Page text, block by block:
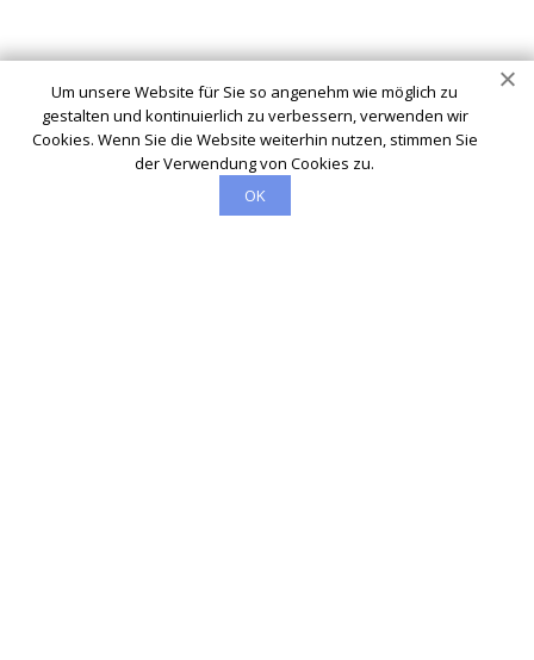
Um unsere Website für Sie so angenehm wie möglich zu
gestalten und kontinuierlich zu verbessern, verwenden wir
Cookies. Wenn Sie die Website weiterhin nutzen, stimmen Sie
der Verwendung von Cookies zu.
OK